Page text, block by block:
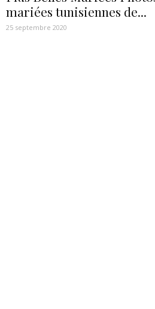
mariées tunisiennes de...
25 septembre 2020